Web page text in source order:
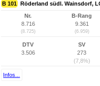
B 101 Röderland südl. Wainsdorf,
Nr.
8.716
(8.725)
B-Rang
9.361
(6.959)
DTV
3.506
SV
273
(7,8%)
Infos...